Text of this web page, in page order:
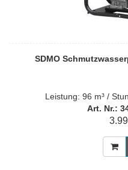
SDMO
Leistung: 96 m³ /
Art. Nr.: